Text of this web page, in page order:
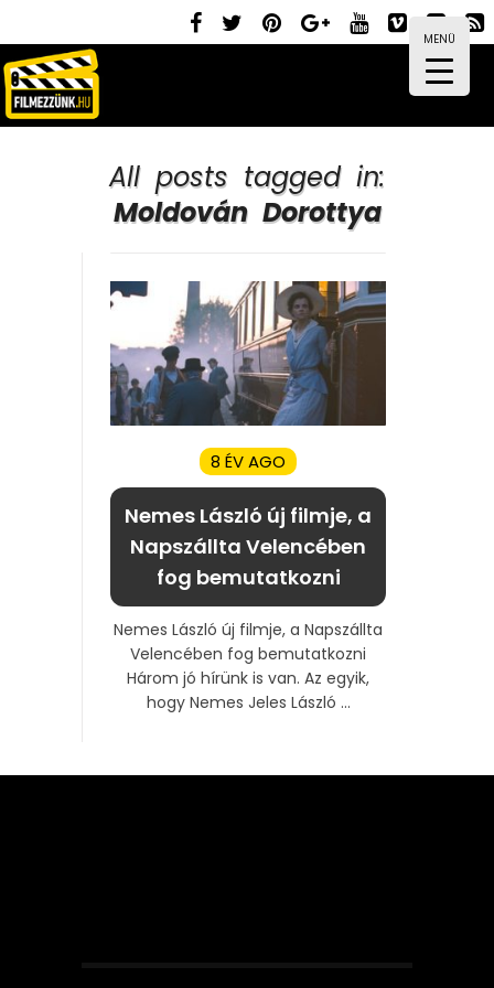
MENÜ
All posts tagged in:
Moldován Dorottya
8 ÉV AGO
Nemes László új filmje, a
Napszállta Velencében
fog bemutatkozni
Nemes László új filmje, a Napszállta
Velencében fog bemutatkozni
Három jó hírünk is van. Az egyik,
hogy Nemes Jeles László ...